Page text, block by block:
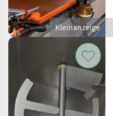
Kleinanzeige